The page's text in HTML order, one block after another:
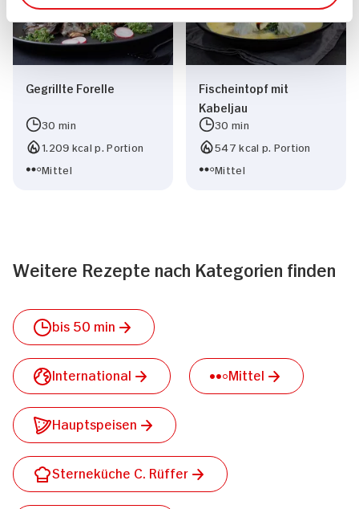
Gegrillte Forelle
30 min
1.209 kcal p. Portion
Mittel
Fischeintopf mit
Kabeljau
30 min
547 kcal p. Portion
Mittel
Weitere Rezepte nach Kategorien finden
bis 50 min
International Mittel
Hauptspeisen
Sterneküche C. Rüffer